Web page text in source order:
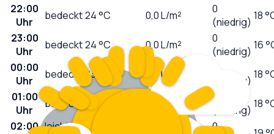
22:00
Uhr
bedeckt24°C 0,0L/m²
0
(niedrig) 18
23:00
Uhr
bedeckt24°C 0,0L/m²
0
(niedrig) 16
00:00
Uhr
bedeckt 23 0,0L/m²
(niedrig) 18
01:00
Uhr
bedeckt 22 °C L/m²
0
(niedrig) 18
02:00 leichter
0